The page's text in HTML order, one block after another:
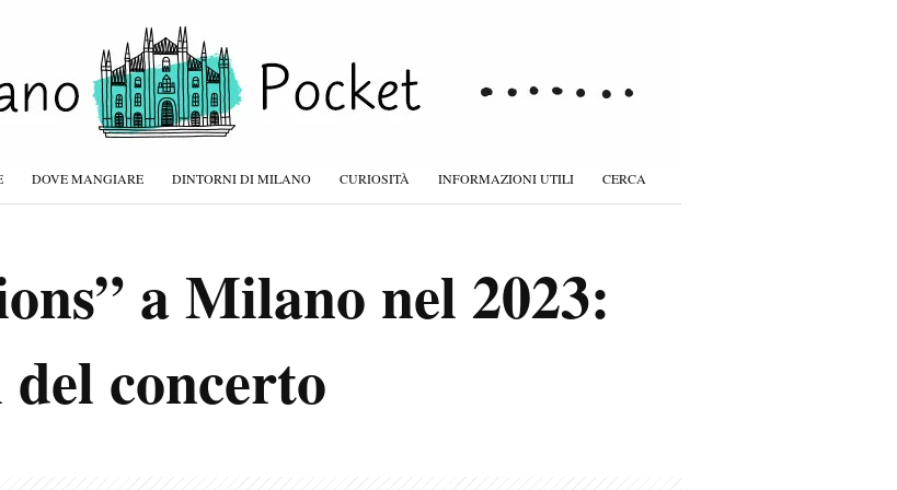
DOVE MANGIARE DINTORNI DI MILANO CURIOSITÀ INFORMAZIONI UTILI CERCA
a Milano nel 2023:
concerto